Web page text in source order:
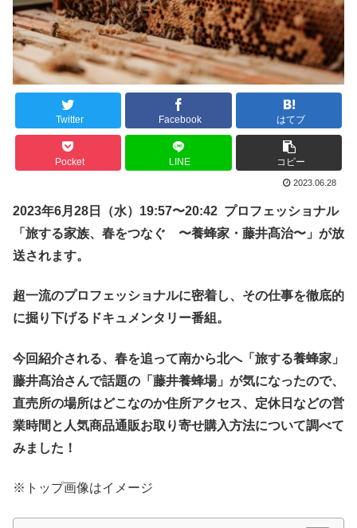
Twitter Facebook はてブ
Pocket LINE コピー
2023.06.28
2023年6月 28 日（水） 19:57〜20:42 プロフェッショナル
「旅する家族、春をつなぐ 〜養蜂家・藤井髙治〜」が放
送されます。
超一流のプロフェッショナルに密着し、その仕事を徹底的
に掘り下げるドキュメンタリー番組。
今回紹介される、春を追って南から北へ「旅する養蜂家」
藤井髙治さんで話題の「藤井養蜂場」が気になったので、
直売所の場所はどこなのか住所アクセス、定休日などの営
業時間と人気商品通販お取り寄せ購入方法について調べて
みました！
※トップ画像はイメージ